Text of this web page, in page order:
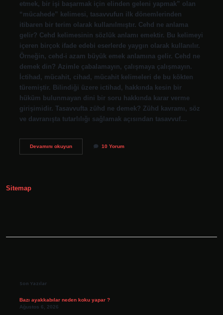
etmek, bir işi başarmak için elinden geleni yapmak” olan
“mücahede” kelimesi, tasavvufun ilk dönemlerinden
itibaren bir terim olarak kullanılmıştır. Cehd ne anlama
gelir? Cehd kelimesinin sözlük anlamı emektir. Bu kelimeyi
içeren birçok ifade edebi eserlerde yaygın olarak kullanılır.
Örneğin, cehd-i azam büyük emek anlamına gelir. Cehd ne
demek din? Azimle çabalamayın, çalışmaya çalışmayın.
İctihad, mücahit, cihad, mücahit kelimeleri de bu kökten
türemiştir. Bilindiği üzere ictihad, hakkında kesin bir
hüküm bulunmayan dini bir soru hakkında karar verme
girişimidir. Tasavvufta zühd ne demek? Zühd kavramı, söz
ve davranışta tutarlılığı sağlamak açısından tasavvuf…
Devamını okuyunTasavvufta
10 Yorum
Sitemap
Son Yazılar
Bazı ayakkabılar neden koku yapar ?
Ağustos 6, 2026